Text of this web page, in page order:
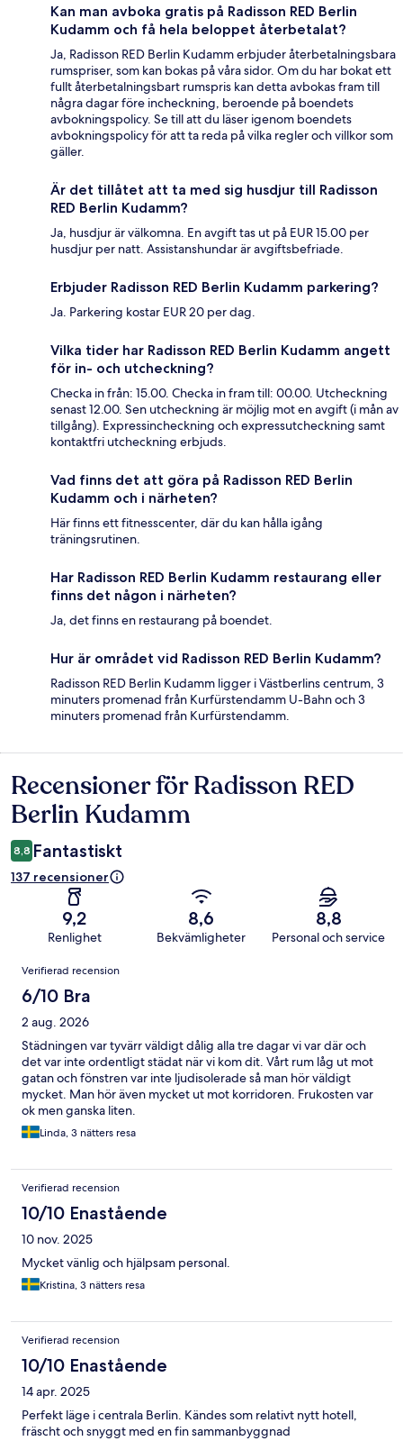
Kan man avboka gratis på Radisson RED Berlin
Kudamm och få hela beloppet återbetalat?
Ja, Radisson RED Berlin Kudamm erbjuder återbetalningsbara
rumspriser, som kan bokas på våra sidor. Om du har bokat ett
fullt återbetalningsbart rumspris kan detta avbokas fram till
några dagar före incheckning, beroende på boendets
avbokningspolicy. Se till att du läser igenom boendets
avbokningspolicy för att ta reda på vilka regler och villkor som
gäller.
Är det tillåtet att ta med sig husdjur till Radisson
RED Berlin Kudamm?
Ja, husdjur är välkomna. En avgift tas ut på EUR 15.00 per
husdjur per natt. Assistanshundar är avgiftsbefriade.
Erbjuder Radisson RED Berlin Kudamm parkering?
Ja. Parkering kostar EUR 20 per dag.
Vilka tider har Radisson RED Berlin Kudamm angett
för in- och utcheckning?
Checka in från: 15.00. Checka in fram till: 00.00. Utcheckning
senast 12.00. Sen utcheckning är möjlig mot en avgift (i mån av
tillgång). Expressincheckning och expressutcheckning samt
kontaktfri utcheckning erbjuds.
Vad finns det att göra på Radisson RED Berlin
Kudamm och i närheten?
Här finns ett fitnesscenter, där du kan hålla igång
träningsrutinen.
Har Radisson RED Berlin Kudamm restaurang eller
finns det någon i närheten?
Ja, det finns en restaurang på boendet.
Hur är området vid Radisson RED Berlin Kudamm?
Radisson RED Berlin Kudamm ligger i Västberlins centrum, 3
minuters promenad från Kurfürstendamm U-Bahn och 3
minuters promenad från Kurfürstendamm.
Recensioner
Recensioner för Radisson RED
Berlin Kudamm
8,8 Fantastiskt
137 recensioner
9,2
Renlighet
8,6
Bekvämligheter
8,8
Personal och service
Recensioner
Verifierad recension
6/10 Bra
2 aug. 2026
Städningen var tyvärr väldigt dålig alla tre dagar vi var där och
det var inte ordentligt städat när vi kom dit. Vårt rum låg ut mot
gatan och fönstren var inte ljudisolerade så man hör väldigt
mycket. Man hör även mycket ut mot korridoren. Frukosten var
ok men ganska liten.
Linda, 3 nätters resa
Verifierad recension
10/10 Enastående
10 nov. 2025
Mycket vänlig och hjälpsam personal.
Kristina, 3 nätters resa
Verifierad recension
10/10 Enastående
14 apr. 2025
Perfekt läge i centrala Berlin. Kändes som relativt nytt hotell,
fräscht och snyggt med en fin sammanbyggnad